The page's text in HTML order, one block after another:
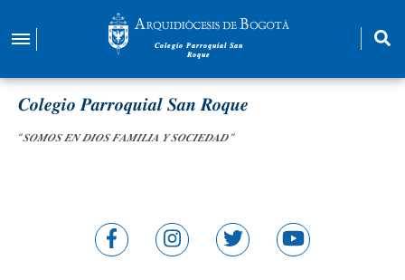
contenido
principal
𝑪𝒐𝒍𝒆𝒈𝒊𝒐 𝑷𝒂𝒓𝒓𝒐𝒒𝒖𝒊𝒂𝒍 𝑺𝒂𝒏
𝑹𝒐𝒒𝒖𝒆
𝑪𝒐𝒍𝒆𝒈𝒊𝒐 𝑷𝒂𝒓𝒓𝒐𝒒𝒖𝒊𝒂𝒍 𝑺𝒂𝒏 𝑹𝒐𝒒𝒖𝒆
“𝑺𝑶𝑴𝑶𝑺 𝑬𝑵 𝑫𝑰𝑶𝑺 𝑭𝑨𝑴𝑰𝑳𝑰𝑨 𝒀 𝑺𝑶𝑪𝑰𝑬𝑫𝑨𝑫 ”